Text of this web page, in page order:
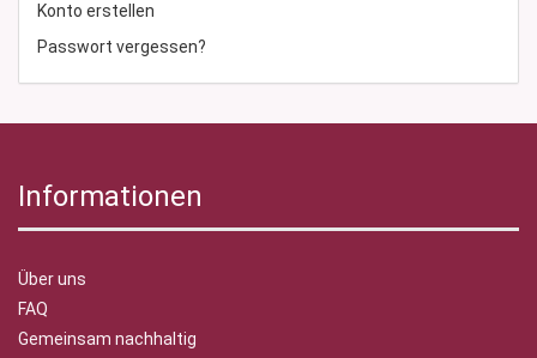
Konto erstellen
Passwort vergessen?
Informationen
Über uns
FAQ
Gemeinsam nachhaltig